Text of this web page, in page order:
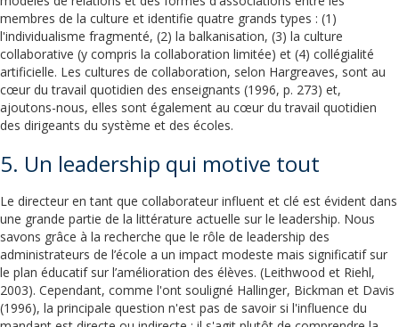
membres de la culture et identifie quatre grands types : (1)
l'individualisme fragmenté, (2) la balkanisation, (3) la culture
collaborative (y compris la collaboration limitée) et (4) collégialité
artificielle. Les cultures de collaboration, selon Hargreaves, sont au
cœur du travail quotidien des enseignants (1996, p. 273) et,
ajoutons-nous, elles sont également au cœur du travail quotidien
des dirigeants du système et des écoles.
5. Un leadership qui motive tout
Le directeur en tant que collaborateur influent et clé est évident dans
une grande partie de la littérature actuelle sur le leadership. Nous
savons grâce à la recherche que le rôle de leadership des
administrateurs de l’école a un impact modeste mais significatif sur
le plan éducatif sur l’amélioration des élèves. (Leithwood et Riehl,
2003). Cependant, comme l'ont souligné Hallinger, Bickman et Davis
(1996), la principale question n'est pas de savoir si l'influence du